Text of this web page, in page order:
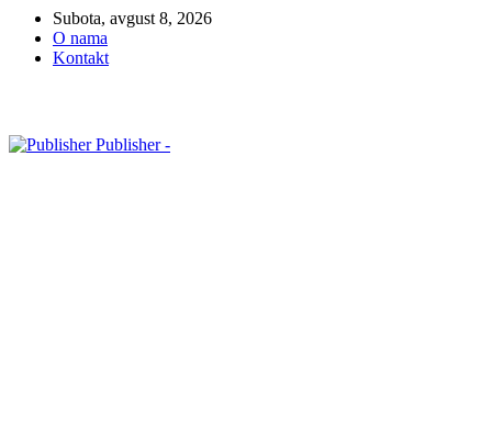
Subota, avgust 8, 2026
O nama
Kontakt
Publisher -